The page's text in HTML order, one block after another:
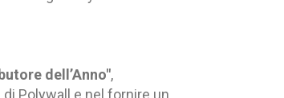
dell’Anno",
Polywall e nel fornire un